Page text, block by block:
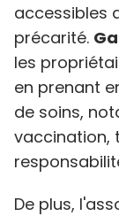
accessibles
précarité.
les
en prenant
de soins,
vaccination,
De plus,